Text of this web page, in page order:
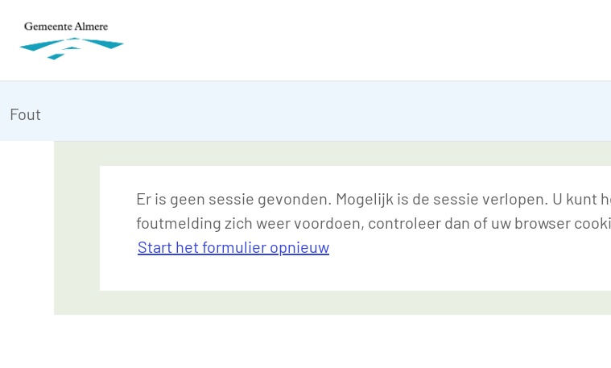
Fout
Er is geen sessie gevonden. Mogelijk is de sessie verlopen. U kunt
foutmelding zich weer voordoen, controleer dan of uw browser
Start het formulier opnieuw